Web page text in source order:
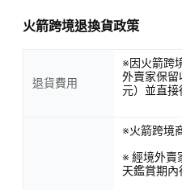
火箭跨境退換貨政策
退貨費用
※因火箭跨
外賣家保留
元）並直接
※火箭跨境
※ 經境外賣
天鑑賞期內